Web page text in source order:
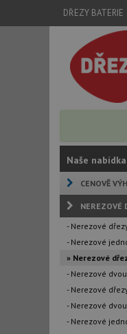
DŘEZY BATERIE
Naše nabídka
CENOVĚ
NEREZOVÉ
- Nerezové
- Nerezové
» Nerezové
- Nerezové
- Nerezové
- Nerezové
- Nerezové